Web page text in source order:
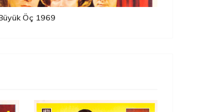
Öç 1969